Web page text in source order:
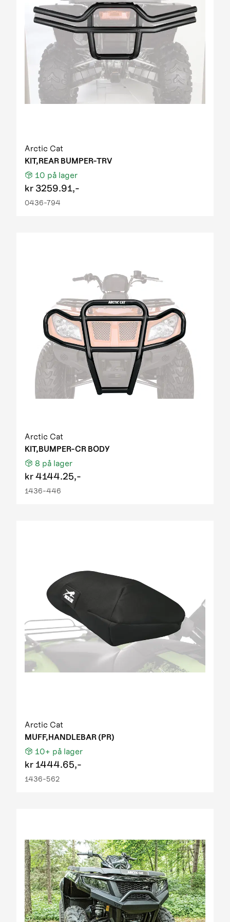
Arctic Cat
KIT,REAR BUMPER-TRV
10 på lager
kr 3259.91,-
0436-794
Arctic Cat
KIT,BUMPER-CR BODY
8 på lager
kr4144.25,-
1436-446
Arctic Cat
MUFF,HANDLEBAR (PR)
10+ på lager
kr 1444.65,-
1436-562